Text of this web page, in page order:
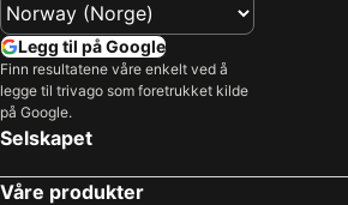
Legg til på Google
Finn resultatene våre enkelt ved å
legge til trivago som foretrukket kilde
på Google.
Selskapet
Våre produkter